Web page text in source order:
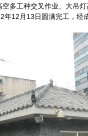
多工种交叉作业、大吊
年12月13日圆满完工，